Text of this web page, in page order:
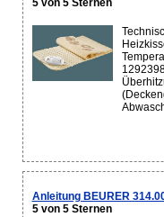
5 von 5 Sternen
Anleitung BEURER
5 von 5 Sternen